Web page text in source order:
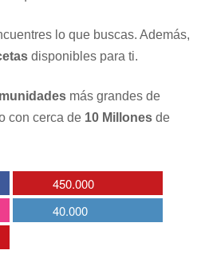
lo que buscas. Además,
disponibles para ti.
más grandes de
con cerca de 10 Millones de
450.000
40.000